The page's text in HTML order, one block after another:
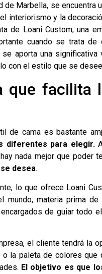
de Marbella, se encuentra
interiorismo y la
de Loani Custom, una
cuando se trata
se aporta una
con el estilo que se
que facilita
de cama es bastante
diferentes para elegir.
nada mejor que poder
desea.
lo que ofrece Loani
mundo, materia prima
de guiar todo
el cliente tendrá la
la paleta de colores que
El objetivo es que